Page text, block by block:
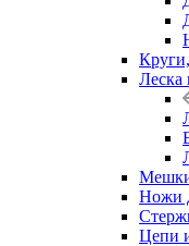
Леска
Мешки
Ножи
Цепи